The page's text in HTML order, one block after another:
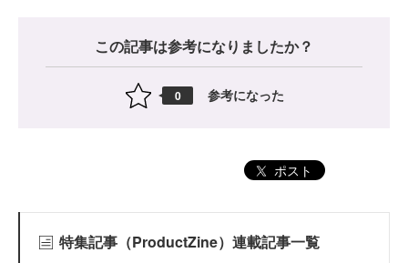
この記事は参考になりましたか？
0 参考になった
ポスト
特集記事（ProductZine）連載記事一覧